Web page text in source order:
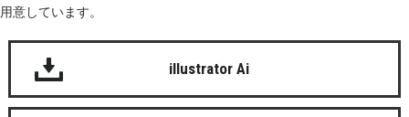
用意しています。
illustrator Ai